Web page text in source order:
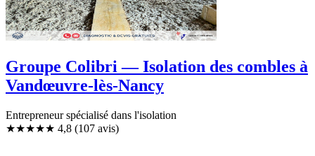
Groupe Colibri — Isolation des combles à
Vandœuvre-lès-Nancy
Entrepreneur spécialisé dans l'isolation
★★★★★ 4,8 (107 avis)